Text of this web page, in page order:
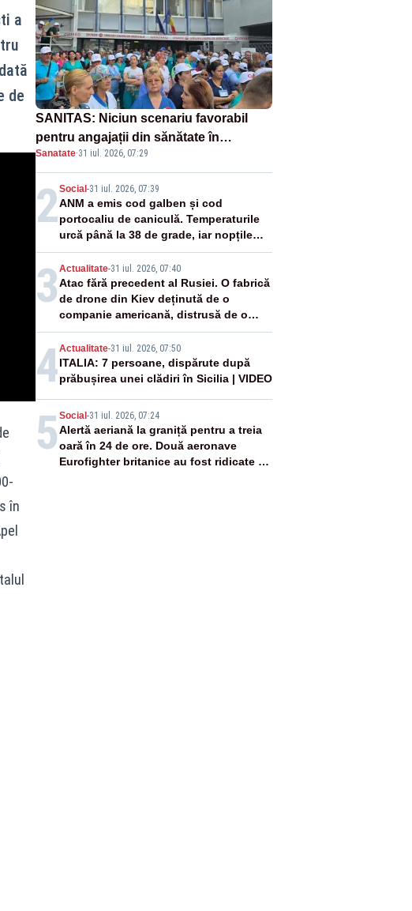
a
de
în
SANITAS: Niciun scenariu favorabil
pentru angajații din sănătate în
proiectul Legii salarizării
Sanatate·31 iul. 2026, 07:29
2Social-31 iul. 2026, 07:39
ANM a emis cod galben și cod
portocaliu de caniculă. Temperaturile
urcă până la 38 de grade, iar nopțile
devin tropicale
3 Actualitate-31 iul. 2026, 07:40
Atac fără precedent al Rusiei. O fabrică
de drone din Kiev deținută de o
companie americană, distrusă de o
rachetă rusească
4Actualitate-31 iul. 2026, 07:50
ITALIA: 7 persoane, dispărute după
prăbușirea unei clădiri în Sicilia | VIDEO
5 Social-31 iul. 2026, 07:24
Alertă aeriană la graniță pentru a treia
oară în 24 de ore. Două aeronave
Eurofighter britanice au fost ridicate de